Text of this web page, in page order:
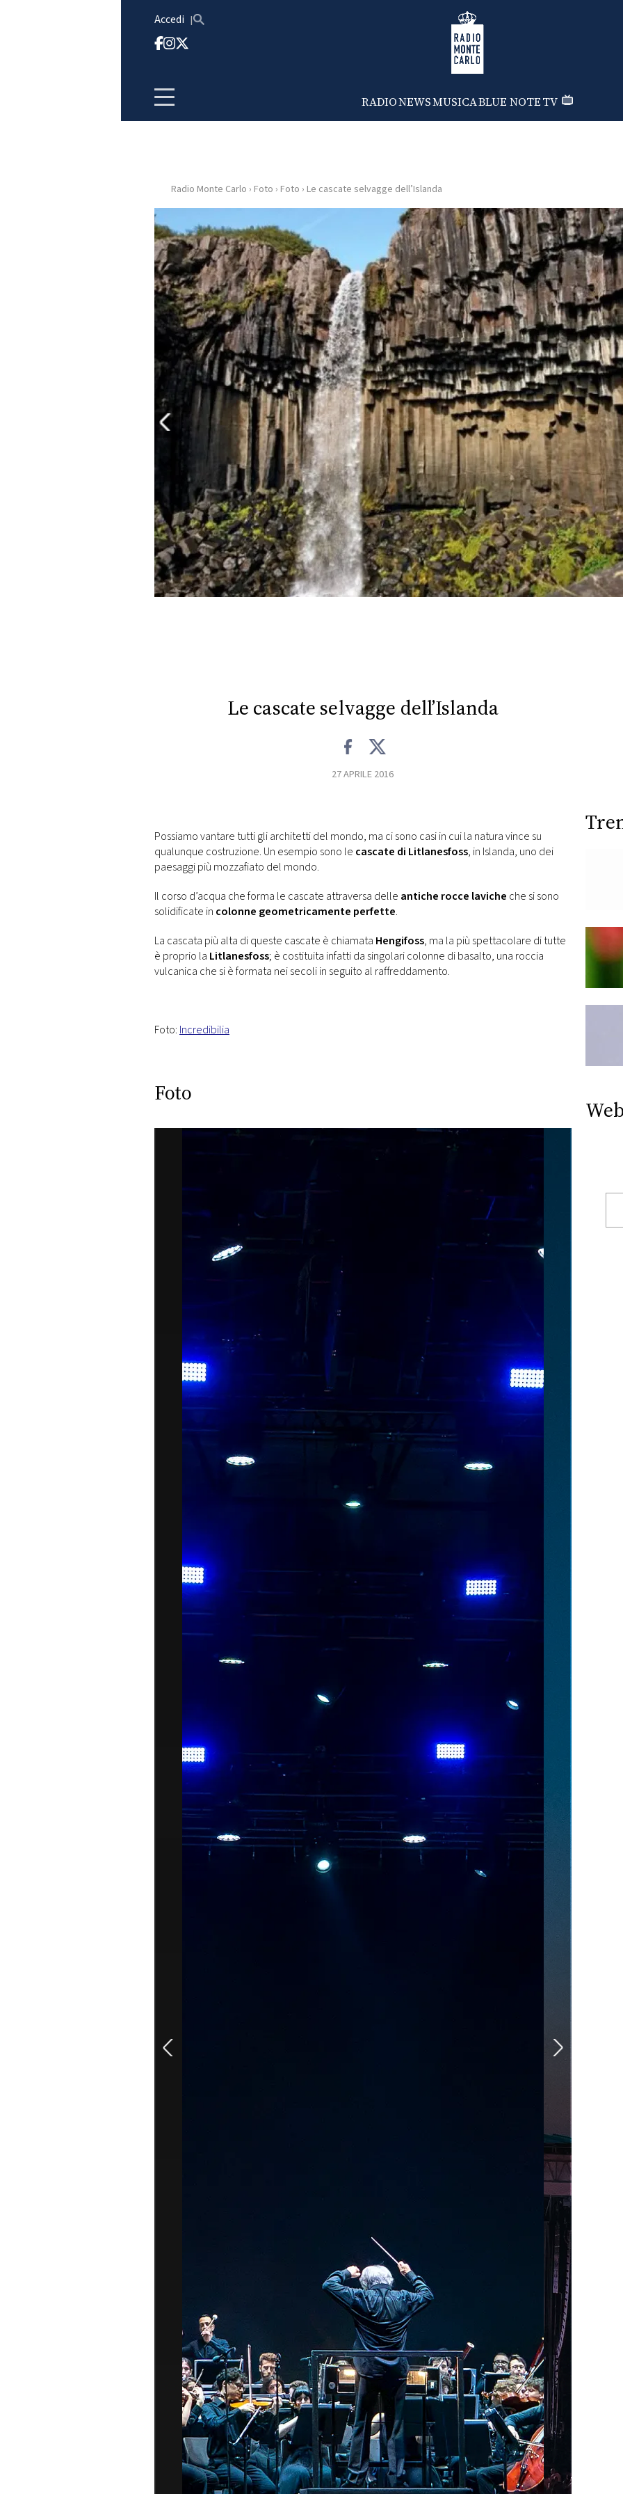
Accedi Radio Monte Carlo
RADIONEWSMUSICABLUE NOTETV
HOME
RADIO
WEB
RADIO
PLAYLIST
NEWS
FOTO
CONCORSI
EVENTI
VIDEO
TV
Radio Monte Carlo › Foto › Foto › Le cascate selvagge dell’Islanda
Le cascate selvagge dell’Islanda
27 APRILE 2016
Possiamo vantare tutti gli architetti del mondo, ma ci sono casi in cui la natura vince su
qualunque costruzione. Un esempio sono le cascate di Litlanesfoss, in Islanda, uno dei
paesaggi più mozzafiato del mondo.
Il corso d’acqua che forma le cascate attraversa delle antiche rocce laviche che si sono
solidificate in colonne geometricamente perfette.
La cascata più alta di queste cascate è chiamata Hengifoss, ma la più spettacolare di tutte
è proprio la Litlanesfoss; è costituita infatti da singolari colonne di basalto, una roccia
vulcanica che si è formata nei secoli in seguito al raffreddamento.
Foto: Incredibilia
Foto